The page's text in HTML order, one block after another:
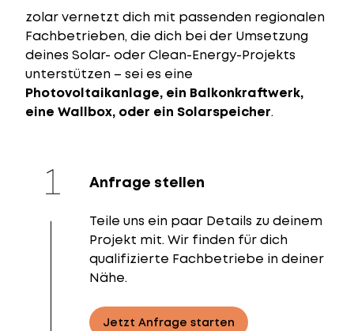
zolar vernetzt dich mit passenden regionalen
Fachbetrieben, die dich bei der Umsetzung
deines Solar- oder Clean-Energy-Projekts
unterstützen – sei es eine
Photovoltaikanlage, ein Balkonkraftwerk,
eine Wallbox, oder ein Solarspeicher.
Anfrage stellen
Teile uns ein paar Details zu deinem
Projekt mit. Wir finden für dich
qualifizierte Fachbetriebe in deiner
Nähe.
Jetzt Anfrage starten